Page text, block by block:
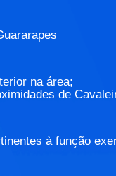
na área;
de
à função